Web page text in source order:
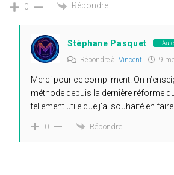
0 Répondre
Stéphane Pasquet
Répondre à Vincent 9
Merci pour ce compliment. On
méthode depuis la dernière réforme
tellement utile que j’ai souhaité en
0 Répondre